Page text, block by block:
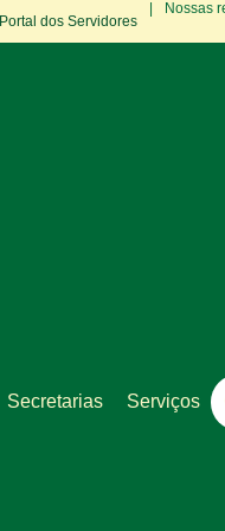
Portal dos Servidores
Nossas
Secretarias Serviços